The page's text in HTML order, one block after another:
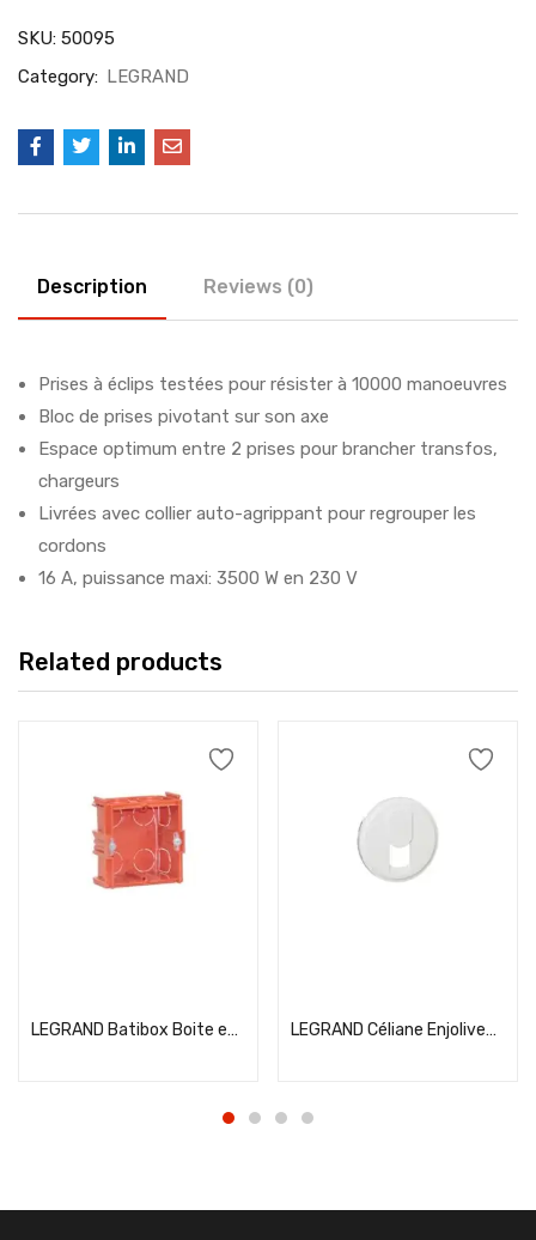
SKU: 50095
Category: LEGRAND
Description Reviews (0)
Prises à éclips testées pour résister à 10000 manoeuvres
Bloc de prises pivotant sur son axe
Espace optimum entre 2 prises pour brancher transfos,
chargeurs
Livrées avec collier auto-agrippant pour regrouper les
cordons
16 A, puissance maxi: 3500 W en 230 V
Related products
LEGRAND Batibox Boite encastrement simple à sceller P40 – 080141 LEGRAND Céliane Enjoliveur prise RJ45 et téléphone blanc – 068237